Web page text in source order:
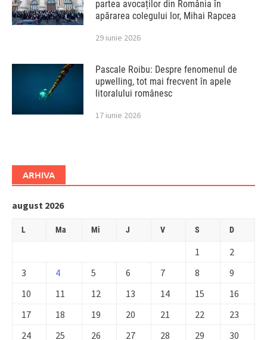
partea avocaților din România în
apărarea colegului lor, Mihai Rapcea
29 iunie 2026
Pascale Roibu: Despre fenomenul de
upwelling, tot mai frecvent în apele
litoralului românesc
17 iunie 2026
ARHIVA
august 2026
L Ma Mi J V S D
1
2
3
4 5 6 7 8
9
10
11 12 13 14 15
16
17
18 19 20 21 22
23
24
25 26 27 28 29
30